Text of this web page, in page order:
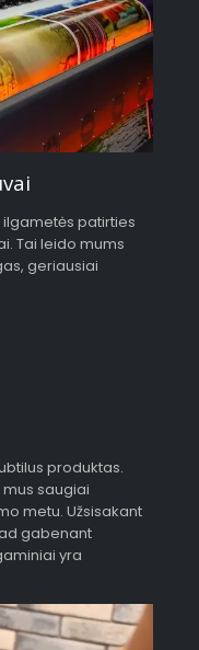
ilgametės patirties
Tai leido mums
geriausiai
produktas.
saugiai
metu. Užsisakant
gabenant
yra